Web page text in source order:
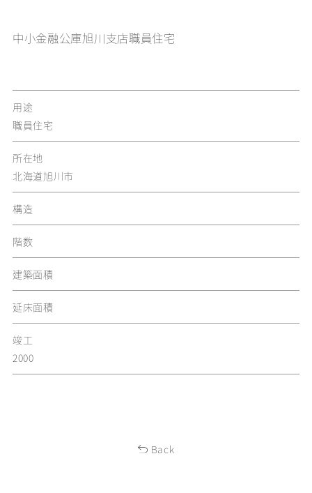
中小金融公庫旭川支店職員住宅
用途
職員住宅
所在地
北海道旭川市
構造
階数
建築面積
延床面積
竣工
2000
Back